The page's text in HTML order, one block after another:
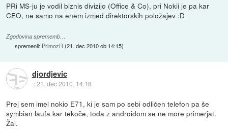
PRi MS-ju je vodil biznis divizijo (Office & Co), pri Nokii je pa kar
CEO, ne samo na enem izmed direktorskih položajev :D
Zgodovina sprememb…
spremenil: PrimozR(21. dec 2010 ob 14:15)
djordjevic
::21. dec 2010, 14:18
Prej sem imel nokio E71, ki je sam po sebi odličen telefon pa še
symbian laufa kar tekoče, toda z androidom se ne more primerjat.
Žal.